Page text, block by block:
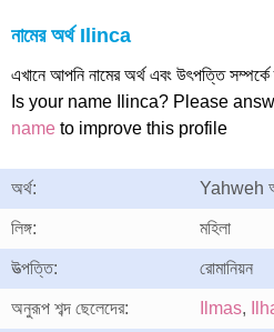
নামের অর্থ Ilinca
এখানে আপনি নামের অর্থ এবং উৎপত্তি
Is your name Ilinca? Please
name to improve this profile
অর্থ: Yahweh
লিঙ্গ: মহিলা
উত্পত্তি: রোমানিয়ন
অনুরূপ শব্দ ছেলেদের: Ilmas,